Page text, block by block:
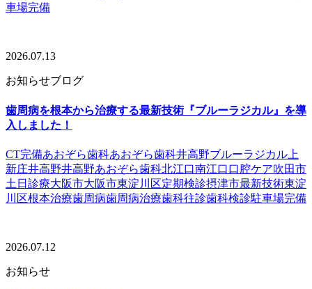
車場完備
2026.07.13
お知らせブログ
歯周病を根本から治療する最新技術『ブルーラジカル』を導
入しました！
CT完備あおぞら歯科あおぞら歯科井高野ブルーラジカル 上
新庄井高野井高野あおぞら歯科北江口南江口口腔ケア吹田市
土日診療大阪市大阪市東淀川区定期検診摂津市最新技術東淀
川区根本治療歯周病歯周病治療歯科往診歯科検診駐車場完備
2026.07.12
お知らせ